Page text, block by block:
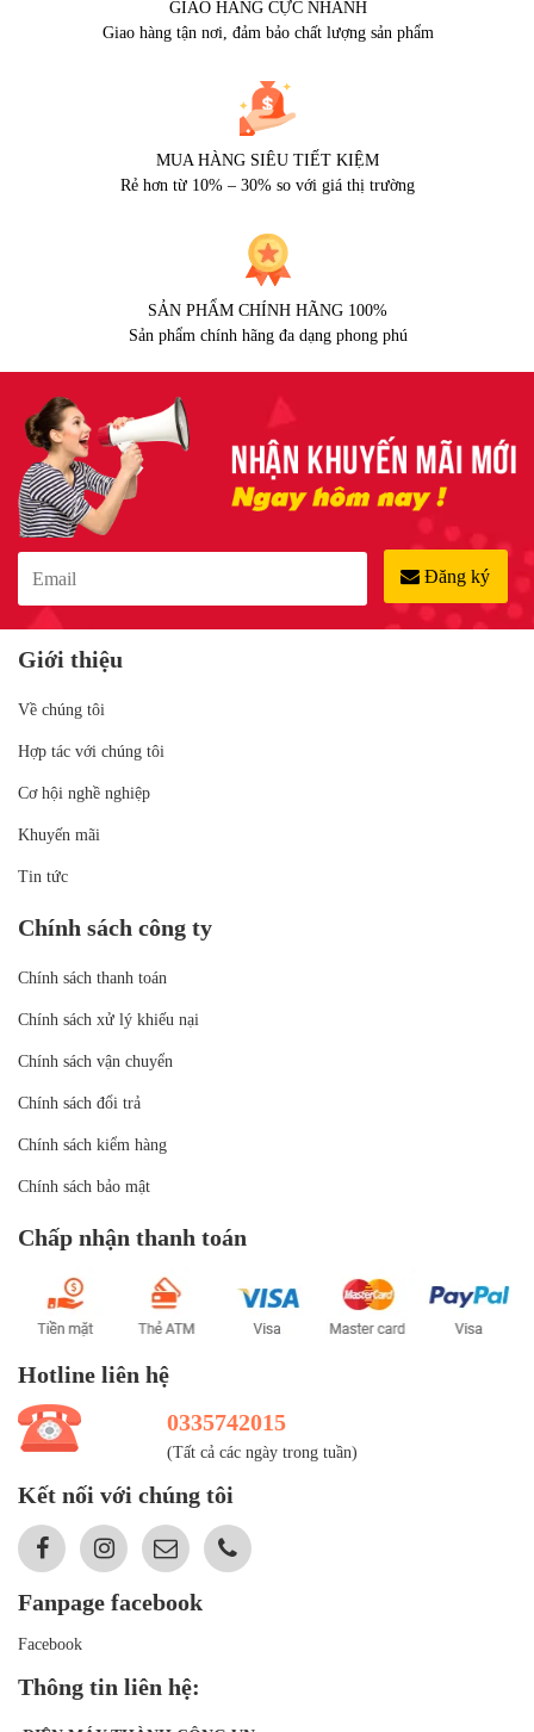
GIAO HÀNG CỰC NHANH
Giao hàng tận nơi, đảm bảo chất lượng sản phẩm
MUA HÀNG SIÊU TIẾT KIỆM
Rẻ hơn từ 10% – 30% so với giá thị trường
SẢN PHẨM CHÍNH HÃNG 100%
Sản phẩm chính hãng đa dạng phong phú
Đăng ký
Giới thiệu
Về chúng tôi
Hợp tác với chúng tôi
Cơ hội nghề nghiệp
Khuyến mãi
Tin tức
Chính sách công ty
Chính sách thanh toán
Chính sách xử lý khiếu nại
Chính sách vận chuyển
Chính sách đổi trả
Chính sách kiểm hàng
Chính sách bảo mật
Chấp nhận thanh toán
Hotline liên hệ
0335742015
(Tất cả các ngày trong tuần)
Kết nối với chúng tôi
Fanpage facebook
Facebook
Thông tin liên hệ: